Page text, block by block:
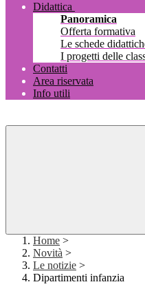
Didattica
Panoramica
Offerta formativa
Le schede
I progetti delle
Contatti
Area riservata
Info utili
Home >
Novità >
Le notizie >
Dipartimenti infanzia